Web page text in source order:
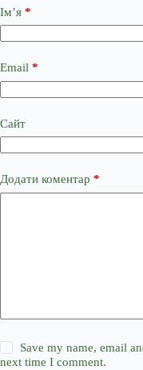
Ім’я *
Email *
Сайт
Додати коментар *
Save my name, email
next time I comment.